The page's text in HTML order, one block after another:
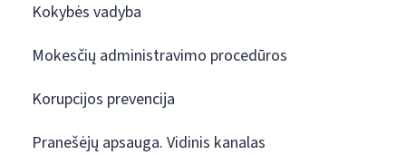
Kokybės vadyba
Mokesčių administravimo procedūros
Korupcijos prevencija
Pranešėjų apsauga. Vidinis kanalas